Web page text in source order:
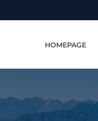
HOMEPAGE